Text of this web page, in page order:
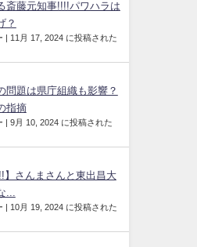
斎藤元知事!!!!パワハラは
？
| 11月 17, 2024 に投稿された
問題は県庁組織も影響？
指摘
| 9月 10, 2024 に投稿された
】さんまさんと東出昌大
...
| 10月 19, 2024 に投稿された